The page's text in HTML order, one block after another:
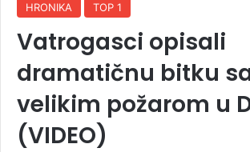
HRONIKA TOP 1
Vatrogasci opisali
dramatičnu bitku
velikim požarom u
(VIDEO)